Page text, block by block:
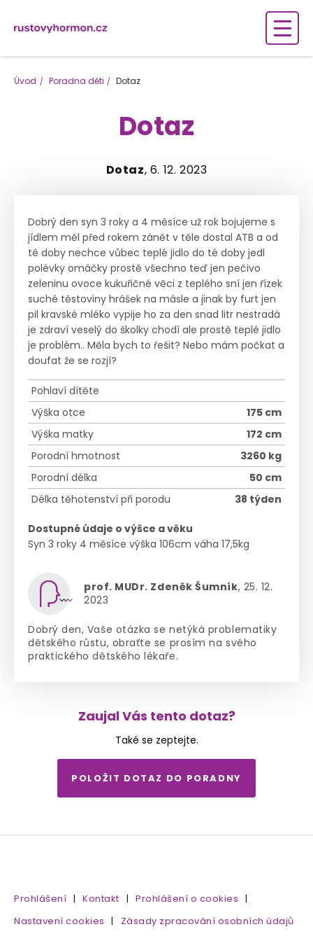
Úvod Poradna děti Dotaz
Dotaz
Dotaz, 6. 12. 2023
Dobrý den syn 3 roky a 4 měsíce už rok bojujeme s
jídlem měl před rokem zánět v těle dostal ATB a od
té doby nechce vůbec teplé jidlo do té doby jedl
polévky omáčky prostě všechno teď jen pečivo
zeleninu ovoce kukuřičné věci z teplého sní jen řízek
suché těstoviny hrášek na másle a jinak by furt jen
pil kravské mléko vypije ho za den snad litr nestradá
je zdraví veselý do školky chodí ale prostě teplé jidlo
je problém.. Měla bych to řešit? Nebo mám počkat a
doufat že se rozjí?
Pohlaví dítěte
Výška otce
175 cm
Výška matky
172 cm
Porodní hmotnost
3260 kg
Porodní délka
50 cm
Délka těhotenství při porodu
38 týden
Dostupné údaje o výšce a věku
Syn 3 roky 4 měsíce výška 106cm váha 17,5kg
prof. MUDr. Zdeněk Šumník, 25. 12.
2023
Dobrý den, Vaše otázka se netýká problematiky
dětského růstu, obraťte se prosím na svého
praktického dětského lékaře.
Zaujal Vás tento dotaz?
Také se zeptejte.
POLOŽIT DOTAZ DO PORADNY
Prohlášení | Kontakt | Prohlášení o cookies |
Nastavení cookies | Zásady zpracování osobních údajů